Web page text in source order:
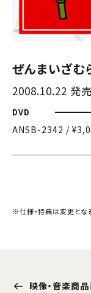
ぜんまいざ
2008.10.22 発売
DVD
ANSB-2342 /
※仕様・特典は変更とな
映像・音楽商